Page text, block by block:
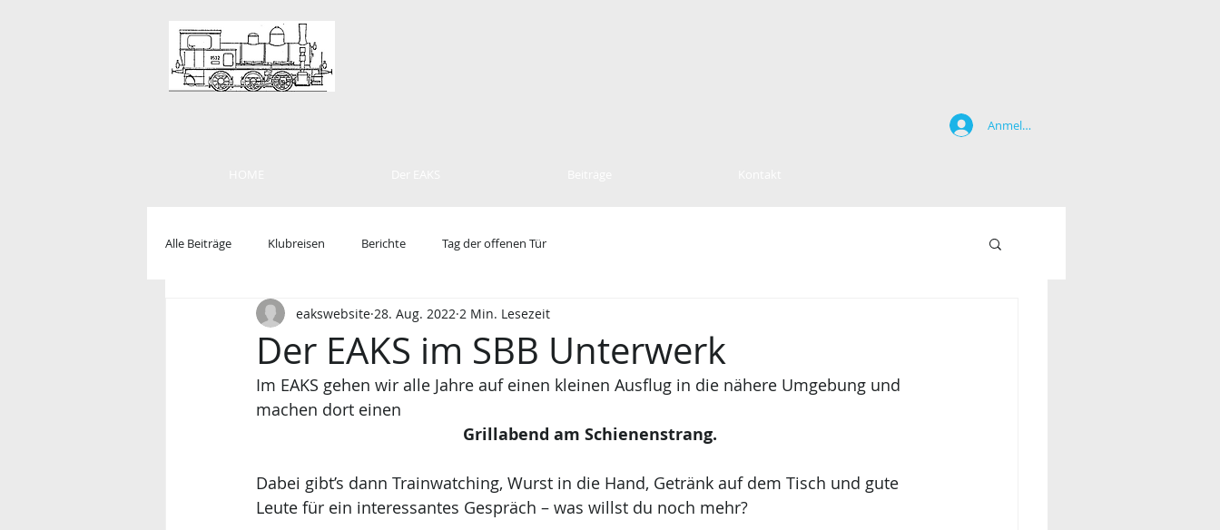
Anmelden
Alle Beiträge Klubreisen Berichte Tag der offenen Tür
Der EAKS im SBB Unterwerk
eakswebsite 28. Aug. 2022 2 Min. Lesezeit
Im EAKS gehen wir alle Jahre auf einen kleinen Ausflug in die nähere Umgebung und
machen dort einen
Grillabend am Schienenstrang.
Dabei gibt’s dann Trainwatching, Wurst in die Hand, Getränk auf dem Tisch und gute
Leute für ein interessantes Gespräch – was willst du noch mehr?